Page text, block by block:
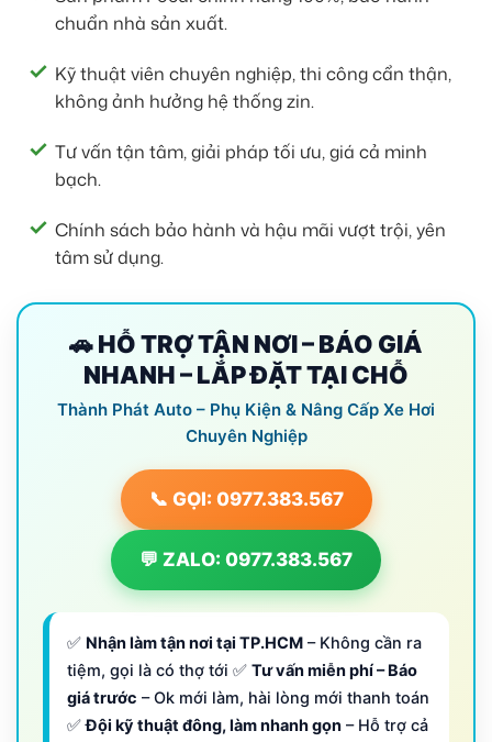
chuẩn nhà sản xuất.
Kỹ thuật viên chuyên nghiệp, thi công cẩn thận,
không ảnh hưởng hệ thống zin.
Tư vấn tận tâm, giải pháp tối ưu, giá cả minh
bạch.
Chính sách bảo hành và hậu mãi vượt trội, yên
tâm sử dụng.
🚗 HỖ TRỢ TẬN NƠI – BÁO GIÁ
NHANH – LẮP ĐẶT TẠI CHỖ
Thành Phát Auto – Phụ Kiện & Nâng Cấp Xe Hơi
Chuyên Nghiệp
📞 GỌI: 0977.383.567
💬 ZALO: 0977.383.567
✅ Nhận làm tận nơi tại TP.HCM – Không cần ra
tiệm, gọi là có thợ tới ✅ Tư vấn miễn phí – Báo
giá trước – Ok mới làm, hài lòng mới thanh toán
✅Đội kỹ thuật đông, làm nhanh gọn – Hỗ trợ cả